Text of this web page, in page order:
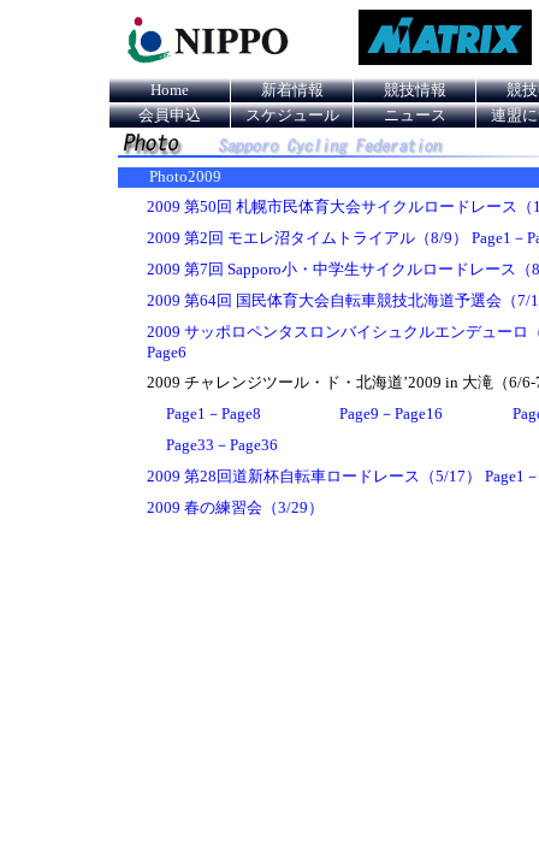
Home 新着情報 競技情報
競
会員申込
スケジュール ニュース 連盟
Photo2009
2009 第50回 札幌市民体育大会サイクルロードレース（
2009 第2回 モエレ沼タイムトライアル（8/9） Page1－
2009 第7回 Sapporo小・中学生サイクルロードレース（
2009 第64回 国民体育大会自転車競技北海道予選会（7/
2009 サッポロペンタスロンバイシュクルエンデューロ
Page6
2009 チャレンジツール・ド・北海道’2009 in 大滝（6/6-
Page1－Page8
Page9－Page16
Page33－Page36
2009 第28回道新杯自転車ロードレース（5/17） Page1
2009 春の練習会（3/29）